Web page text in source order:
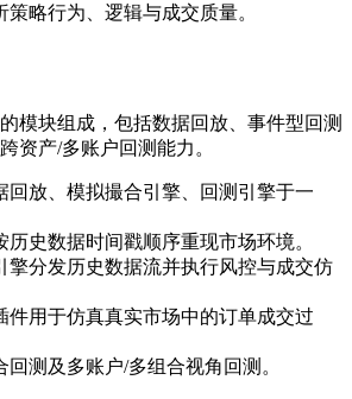
策略行为、逻辑与成交质量。
模块组成，包括数据回放、事件型回测
资产/多账户回测能力。
回放、模拟撮合引擎、回测引擎于一
历史数据时间戳顺序重现市场环境。
擎分发历史数据流并执行风控与成交仿
件用于仿真真实市场中的订单成交过
测及多账户/多组合视角回测。